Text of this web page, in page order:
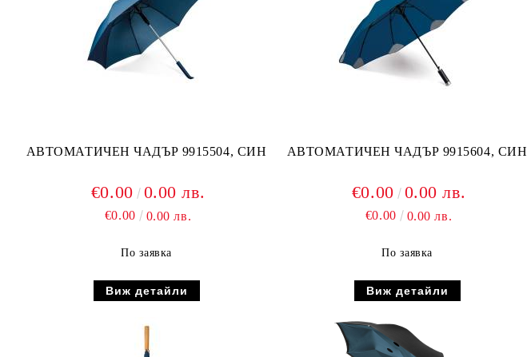
АВТОМАТИЧЕН ЧАДЪР 9915504, СИН
€0.00 0.00 лв.
€0.00 0.00 лв.
По заявка
Виж детайли
АВТОМАТИЧЕН ЧАДЪР 9915604, СИН
€0.00 0.00 лв.
€0.00 0.00 лв.
По заявка
Виж детайли